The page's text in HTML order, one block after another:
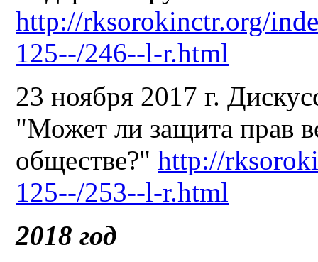
http://rksorokinctr.org/
125--/246--l-r.html
23 ноября 2017 г.
"Может ли защита прав
обществе?"http://
125--/253--l-r.html
2018 год